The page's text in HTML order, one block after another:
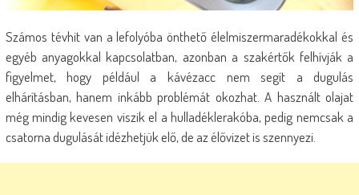
Számos tévhit van a lefolyóba önthető élelmiszermaradékokkal és
egyéb anyagokkal kapcsolatban, azonban a szakértők felhívják a
figyelmet, hogy például a kávézacc nem segít a dugulás
elhárításban, hanem inkább problémát okozhat. A használt olajat
még mindig kevesen viszik el a hulladéklerakóba, pedig nemcsak a
csatorna dugulását idézhetjük elő, de az élővizet is szennyezi.